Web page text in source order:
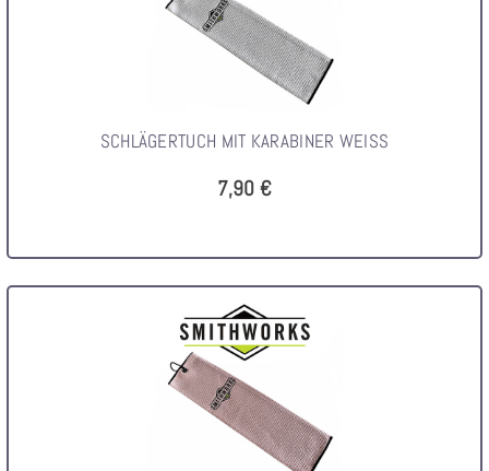
SCHLÄGERTUCH MIT KARABINER WEISS
7,90 €